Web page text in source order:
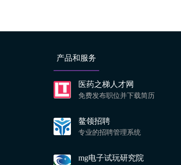
产品和服务
医药之梯人才网
免费发布职位并下载简历
鳌领招聘
专业的招聘管理系统
mg电子试玩研究院